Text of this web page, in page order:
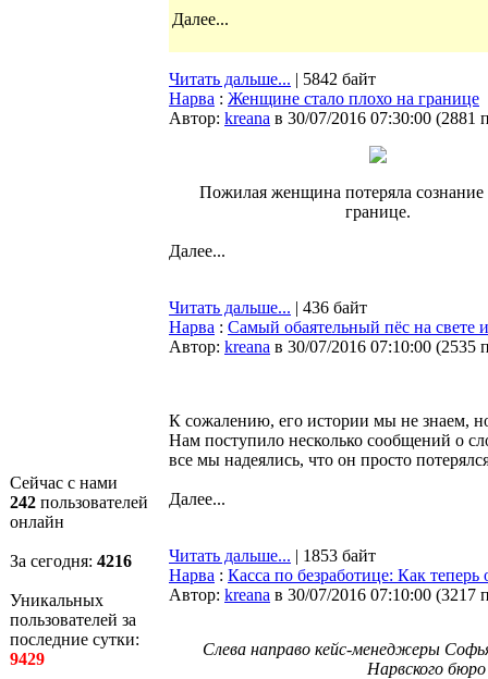
Сейчас с нами
242 пользователей
онлайн
За сегодня: 4216
Уникальных
пользователей за
последние сутки:
9429
Далее...
Читать дальше... | 5842 байт
Нарва : Женщине стало плохо на границе
Автор: kreana в 30/07/2016 07:30:00 (2881
Пожилая женщина потеряла сознание
границе.
Далее...
Читать дальше... | 436 байт
Нарва : Самый обаятельный пёс на свете
Автор: kreana в 30/07/2016 07:10:00 (2535
К сожалению, его истории мы не знаем,
Нам поступило несколько сообщений о
все мы надеялись, что он просто
Далее...
Читать дальше... | 1853 байт
Нарва : Касса по безработице: Как теперь
Автор: kreana в 30/07/2016 07:10:00 (3217
Слева направо кейс-менеджеры
Нарвского